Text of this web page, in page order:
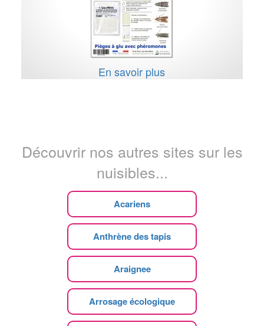
En savoir plus
Découvrir nos autres sites sur les
nuisibles...
Acariens
Anthrène des tapis
Araignee
Arrosage écologique